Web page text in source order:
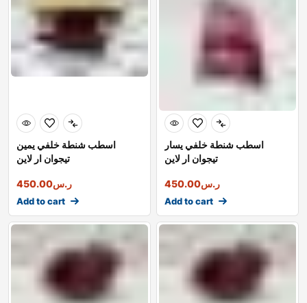
اسطب شنطة خلفي يمين
تيجوان ار لاين
ر.س450.00
Add to cart
اسطب شنطة خلفي يسار
تيجوان ار لاين
ر.س450.00
Add to cart